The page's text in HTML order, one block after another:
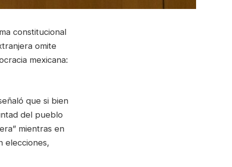
constitucional
omite
mexicana:
que si bien
del pueblo
mientras en
elecciones,